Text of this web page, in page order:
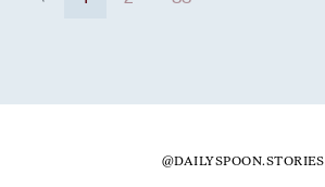
@DAILYSPOON.STORIES